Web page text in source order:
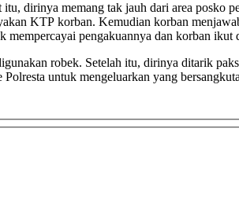
dirinya memang tak jauh dari area
KTP korban. Kemudian korban
pengakuannya dan korban ikut
robek. Setelah itu, dirinya ditarik
untuk mengeluarkan yang